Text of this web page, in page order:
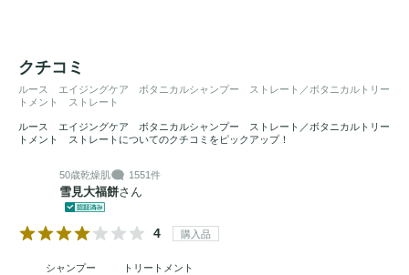
クチコミ
ルース エイジングケア ボタニカルシャンプー ストレート／ボタニカルトリー
トメント ストレート
ルース エイジングケア ボタニカルシャンプー ストレート／ボタニカルトリー
トメント ストレートについてのクチコミをピックアップ！
50歳乾燥肌 1551件
雪見大福餅さん
4 購入品
シャンプー トリートメント